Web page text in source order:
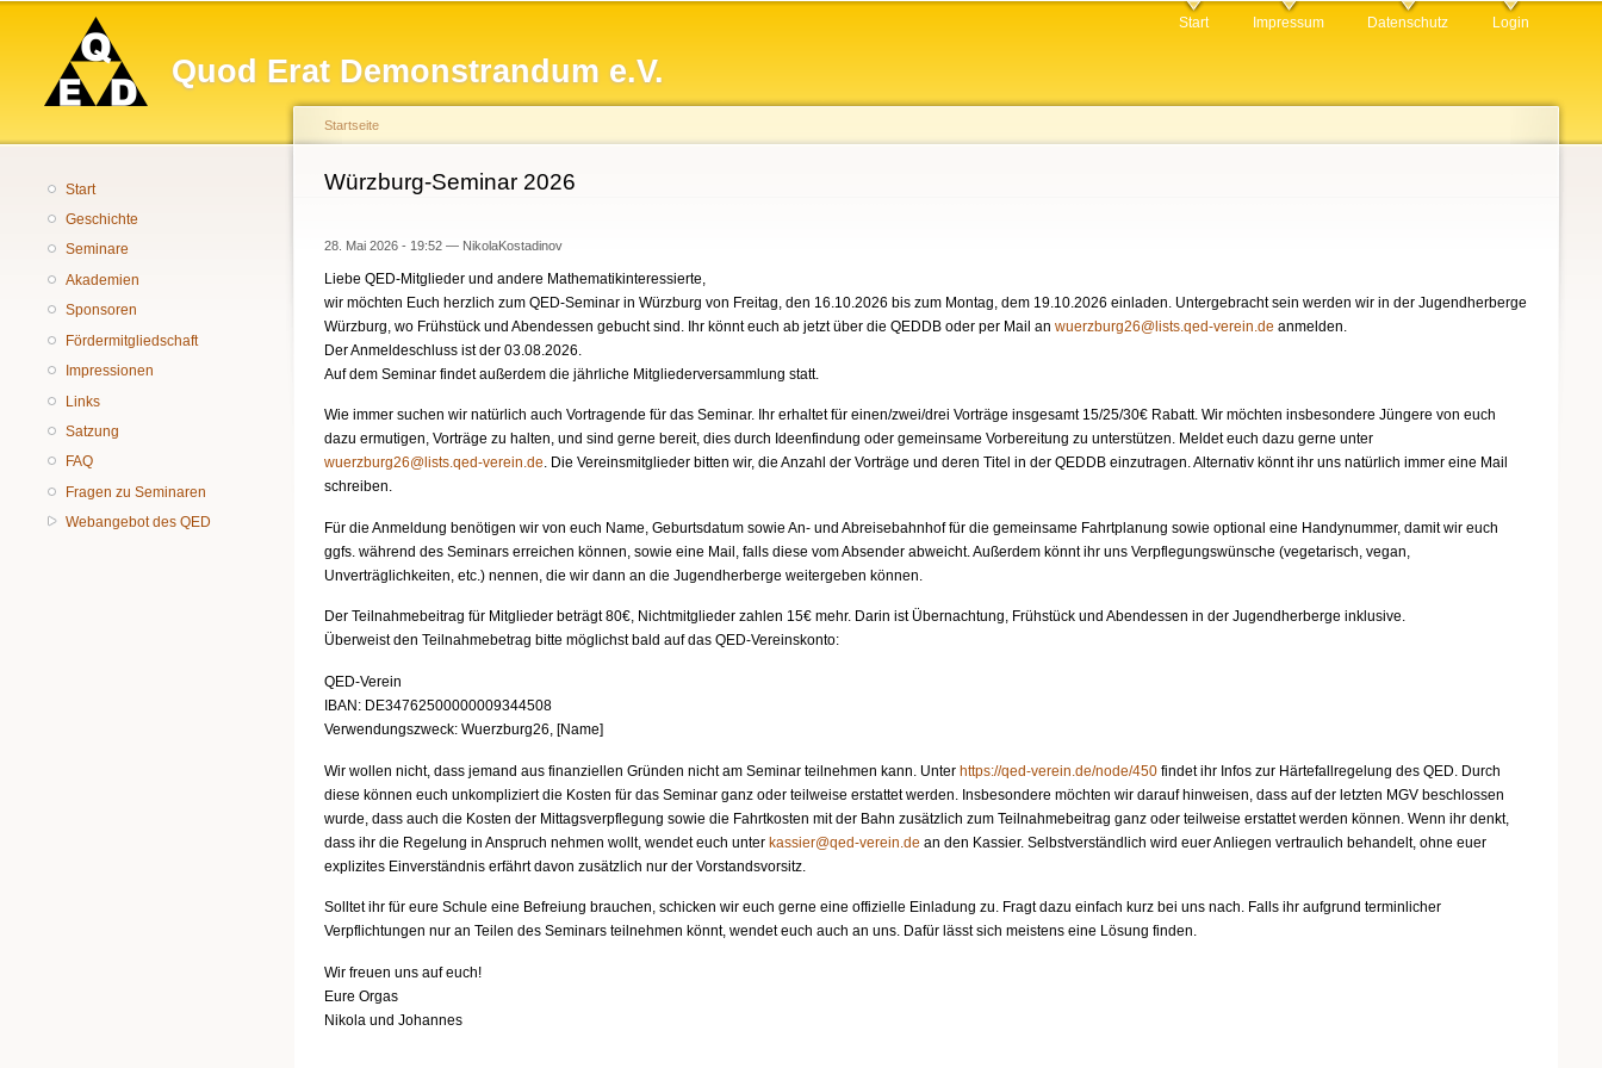
Quod Erat Demonstrandum e.V.
Hauptmenü Start Impressum Datenschutz Login
Start
Geschichte
Seminare
Akademien
Sponsoren
Fördermitgliedschaft
Impressionen
Links
Satzung
FAQ
Fragen zu Seminaren
Webangebot des QED
Sie sind hier
Startseite
Würzburg-Seminar 2026
28. Mai 2026 - 19:52 — NikolaKostadinov
Liebe QED-Mitglieder und andere Mathematikinteressierte,
wir möchten Euch herzlich zum QED-Seminar in Würzburg von Freitag, den 16.10.2026 bis zum Montag, dem 19.10.2026 einladen. Untergebracht sein werden wir in der Jugendherberge
Würzburg, wo Frühstück und Abendessen gebucht sind. Ihr könnt euch ab jetzt über die QEDDB oder per Mail an wuerzburg26@lists.qed-verein.de anmelden.
Der Anmeldeschluss ist der 03.08.2026.
Auf dem Seminar findet außerdem die jährliche Mitgliederversammlung statt.
Wie immer suchen wir natürlich auch Vortragende für das Seminar. Ihr erhaltet für einen/zwei/drei Vorträge insgesamt 15/25/30€ Rabatt. Wir möchten insbesondere Jüngere von euch
dazu ermutigen, Vorträge zu halten, und sind gerne bereit, dies durch Ideenfindung oder gemeinsame Vorbereitung zu unterstützen. Meldet euch dazu gerne unter
wuerzburg26@lists.qed-verein.de. Die Vereinsmitglieder bitten wir, die Anzahl der Vorträge und deren Titel in der QEDDB einzutragen. Alternativ könnt ihr uns natürlich immer eine Mail
schreiben.
Für die Anmeldung benötigen wir von euch Name, Geburtsdatum sowie An- und Abreisebahnhof für die gemeinsame Fahrtplanung sowie optional eine Handynummer, damit wir euch
ggfs. während des Seminars erreichen können, sowie eine Mail, falls diese vom Absender abweicht. Außerdem könnt ihr uns Verpflegungswünsche (vegetarisch, vegan,
Unverträglichkeiten, etc.) nennen, die wir dann an die Jugendherberge weitergeben können.
Der Teilnahmebeitrag für Mitglieder beträgt 80€, Nichtmitglieder zahlen 15€ mehr. Darin ist Übernachtung, Frühstück und Abendessen in der Jugendherberge inklusive.
Überweist den Teilnahmebetrag bitte möglichst bald auf das QED-Vereinskonto:
QED-Verein
IBAN: DE34762500000009344508
Verwendungszweck: Wuerzburg26, [Name]
Wir wollen nicht, dass jemand aus finanziellen Gründen nicht am Seminar teilnehmen kann. Unter https://qed-verein.de/node/450 findet ihr Infos zur Härtefallregelung des QED. Durch
diese können euch unkompliziert die Kosten für das Seminar ganz oder teilweise erstattet werden. Insbesondere möchten wir darauf hinweisen, dass auf der letzten MGV beschlossen
wurde, dass auch die Kosten der Mittagsverpflegung sowie die Fahrtkosten mit der Bahn zusätzlich zum Teilnahmebeitrag ganz oder teilweise erstattet werden können. Wenn ihr denkt,
dass ihr die Regelung in Anspruch nehmen wollt, wendet euch unter kassier@qed-verein.de an den Kassier. Selbstverständlich wird euer Anliegen vertraulich behandelt, ohne euer
explizites Einverständnis erfährt davon zusätzlich nur der Vorstandsvorsitz.
Solltet ihr für eure Schule eine Befreiung brauchen, schicken wir euch gerne eine offizielle Einladung zu. Fragt dazu einfach kurz bei uns nach. Falls ihr aufgrund terminlicher
Verpflichtungen nur an Teilen des Seminars teilnehmen könnt, wendet euch auch an uns. Dafür lässt sich meistens eine Lösung finden.
Wir freuen uns auf euch!
Eure Orgas
Nikola und Johannes